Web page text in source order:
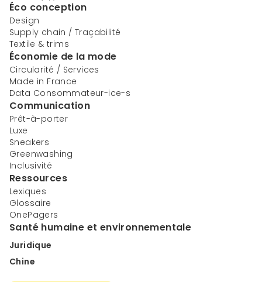
Éco conception
Design
Supply chain / Traçabilité
Textile & trims
Économie de la mode
Circularité / Services
Made in France
Data Consommateur-ice-s
Communication
Prêt-à-porter
Luxe
Sneakers
Greenwashing
Inclusivité
Ressources
Lexiques
Glossaire
OnePagers
Santé humaine et environnementale
Juridique
Chine